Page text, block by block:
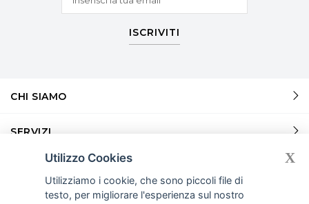
ISCRIVITI
CHI SIAMO
SERVIZI
SERVIZI
Utilizzo Cookies
Utilizziamo i cookie, che sono piccoli file di
testo, per migliorare l'esperienza sul nostro
X